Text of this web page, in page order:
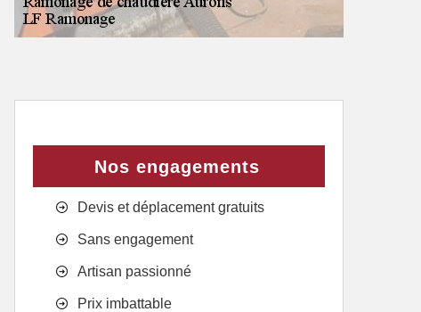
Nos engagements
Devis et déplacement gratuits
Sans engagement
Artisan passionné
Prix imbattable